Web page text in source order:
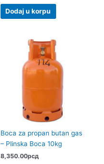
Dodaj u korpu
Boca za propan butan gas
– Plinska Boca 10kg
8,350.00рсд